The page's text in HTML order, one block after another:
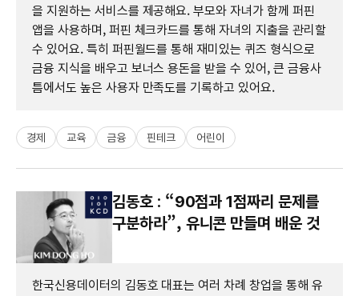
을 지원하는 서비스를 제공해요. 부모와 자녀가 함께 퍼핀
앱을 사용하며, 퍼핀 체크카드를 통해 자녀의 지출을 관리할
수 있어요. 특히 퍼핀월드를 통해 재미있는 퀴즈 형식으로
금융 지식을 배우고 보너스 용돈을 받을 수 있어, 큰 금융사
틈에서도 높은 사용자 만족도를 기록하고 있어요.
경제 교육 금융 핀테크 어린이
김동호 : “90점과 1점짜리 문제를
구분하라”, 유니콘 만들며 배운 것
한국신용데이터의 김동호 대표는 여러 차례 창업을 통해 유